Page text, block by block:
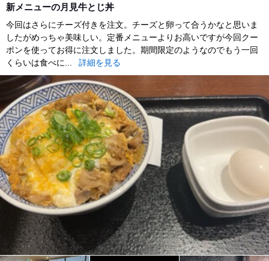
新メニューの月見牛とじ丼
今回はさらにチーズ付きを注文。チーズと卵って合うかなと思いま
したがめっちゃ美味しい。定番メニューよりお高いですが今回クー
ポンを使ってお得に注文しました。期間限定のようなのでもう一回
くらいは食べに...
詳細を見る